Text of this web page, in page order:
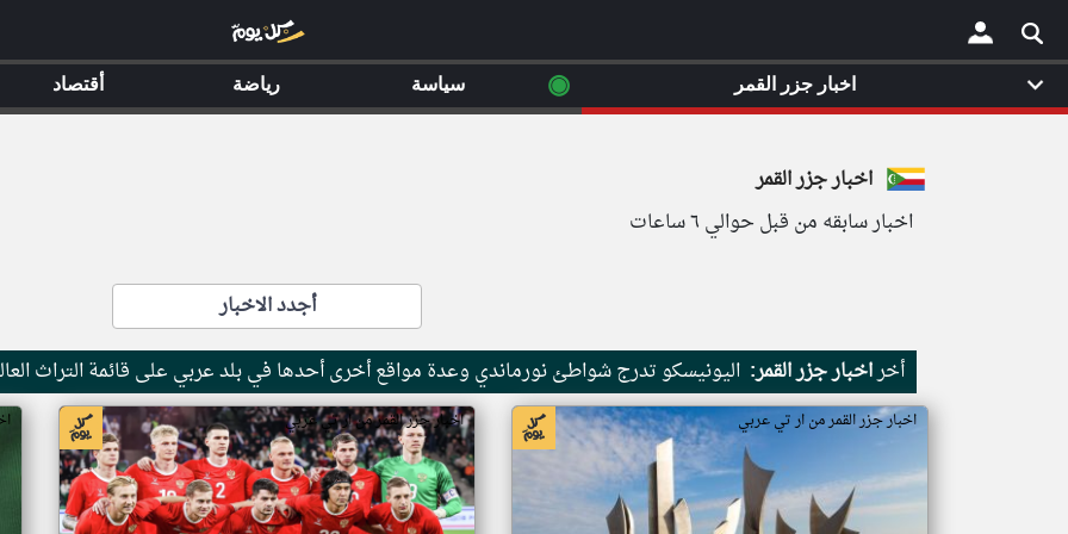
×
اخبار جزر القمر
اخبار سابقه من قبل حوالي ٦ ساعات
أجدد الاخبار
أخراخبار جزر القمر: اليونيسكو تدرج شواطئ نورماندي وعدة مواقع أخرى أحدها في بلد عربي على قائمة التراث
اخبار جزر القمر من ار تي عربي اخبار جزر القمر من ار تي عربي
اخبار جزر القمر ◉ سياسة رياضة أقتصاد